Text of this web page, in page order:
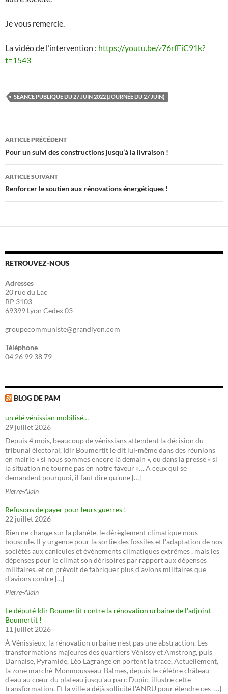
Je vous remercie.
La vidéo de l’intervention : https://youtu.be/z76rfFiC91k?
t=1543
SÉANCE PUBLIQUE DU 27 JUIN 2022 (JOURNÉE DU 27 JUIN)
Navigation
des
articles
ARTICLE PRÉCÉDENT
Pour un suivi des constructions jusqu’à la livraison !
ARTICLE SUIVANT
Renforcer le soutien aux rénovations énergétiques !
RETROUVEZ-NOUS
Adresses
20 rue du Lac
BP 3103
69399 Lyon Cedex 03
groupecommuniste@grandlyon.com
Téléphone
04 26 99 38 79
BLOG DE PAM
un été vénissian mobilisé…
29 juillet 2026
Depuis 4 mois, beaucoup de vénissians attendent la décision du
tribunal électoral, Idir Boumertit le dit lui-même dans des réunions
en mairie « si nous sommes encore là demain », ou dans la presse « si
la situation ne tourne pas en notre faveur »… A ceux qui se
demandent pourquoi, il faut dire qu'une […]
Pierre-Alain
Refusons de payer pour leurs guerres !
22 juillet 2026
Rien ne change sur la planète, le dérèglement climatique nous
bouscule. Il y urgence pour la sortie des fossiles et l'adaptation de nos
sociétés aux canicules et événements climatiques extrêmes , mais les
dépenses pour le climat son dérisoires par rapport aux dépenses
militaires, et on prévoit de fabriquer plus d'avions militaires que
d'avions contre […]
Pierre-Alain
Le député Idir Boumertit contre la rénovation urbaine de l'adjoint
Boumertit !
11 juillet 2026
À Vénissieux, la rénovation urbaine n'est pas une abstraction. Les
transformations majeures des quartiers Vénissy et Amstrong, puis
Darnaise, Pyramide, Léo Lagrange en portent la trace. Actuellement,
la zone marché-Monmousseau-Balmes, depuis le célèbre château
d'eau au cœur du plateau jusqu'au parc Dupic, illustre cette
transformation. Et la ville a déjà sollicité l'ANRU pour étendre ces […]